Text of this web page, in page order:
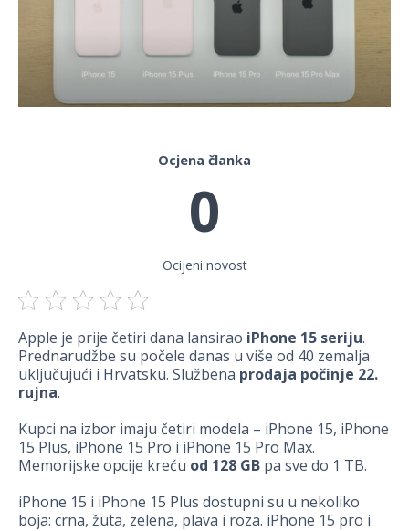
Ocjena članka
0
Ocijeni novost
Apple je prije četiri dana lansirao iPhone 15 seriju.
Prednarudžbe su počele danas u više od 40 zemalja
uključujući i Hrvatsku. Službena prodaja počinje 22.
rujna.
Kupci na izbor imaju četiri modela – iPhone 15, iPhone
15 Plus, iPhone 15 Pro i iPhone 15 Pro Max.
Memorijske opcije kreću od 128 GB pa sve do 1 TB.
iPhone 15 i iPhone 15 Plus dostupni su u nekoliko
boja: crna, žuta, zelena, plava i roza. iPhone 15 pro i